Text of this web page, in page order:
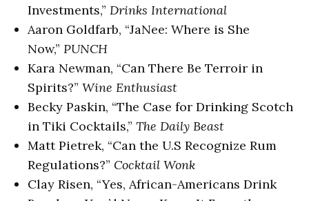
Investments,”Drinks International
Aaron Goldfarb, “JaNee: Where is She
Now,”PUNCH
Kara Newman, “Can There Be Terroir in
Spirits?”Wine Enthusiast
Becky Paskin, “The Case for Drinking Scotch
in Tiki Cocktails,”The Daily Beast
Matt Pietrek, “Can the U.S Recognize Rum
Regulations?” Cocktail Wonk
Clay Risen, “Yes, African-Americans Drink